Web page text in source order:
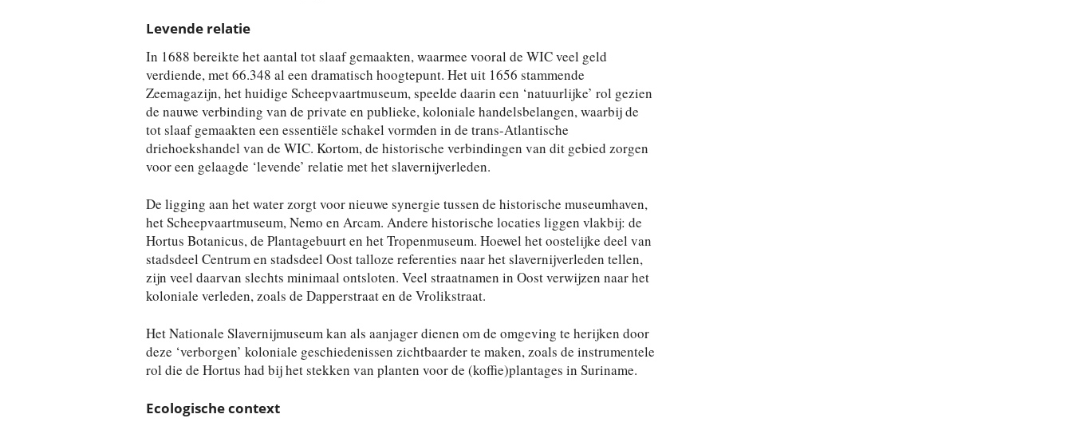
Levende relatie
In 1688 bereikte het aantal tot slaaf gemaakten, waarmee vooral de WIC veel geld
verdiende, met 66.348 al een dramatisch hoogtepunt. Het uit 1656 stammende
Zeemagazijn, het huidige Scheepvaartmuseum, speelde daarin een ‘natuurlijke’ rol gezien
de nauwe verbinding van de private en publieke, koloniale handelsbelangen, waarbij de
tot slaaf gemaakten een essentiële schakel vormden in de trans-Atlantische
driehoekshandel van de WIC. Kortom, de historische verbindingen van dit gebied zorgen
voor een gelaagde ‘levende’ relatie met het slavernijverleden.
De ligging aan het water zorgt voor nieuwe synergie tussen de historische museumhaven,
het Scheepvaartmuseum, Nemo en Arcam. Andere historische locaties liggen vlakbij: de
Hortus Botanicus, de Plantagebuurt en het Tropenmuseum. Hoewel het oostelijke deel van
stadsdeel Centrum en stadsdeel Oost talloze referenties naar het slavernijverleden tellen,
zijn veel daarvan slechts minimaal ontsloten. Veel straatnamen in Oost verwijzen naar het
koloniale verleden, zoals de Dapperstraat en de Vrolikstraat.
Het Nationale Slavernijmuseum kan als aanjager dienen om de omgeving te herijken door
deze ‘verborgen’ koloniale geschiedenissen zichtbaarder te maken, zoals de instrumentele
rol die de Hortus had bij het stekken van planten voor de (koffie)plantages in Suriname.
Ecologische context